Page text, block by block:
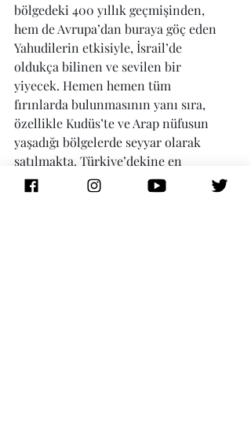
bölgedeki 400 yıllık geçmişinden,
hem de Avrupa’dan buraya göç eden
Yahudilerin etkisiyle, İsrail’de
oldukça bilinen ve sevilen bir
yiyecek. Hemen hemen tüm
fırınlarda bulunmasının yanı sıra,
özellikle Kudüs’te ve Arap nüfusun
yaşadığı bölgelerde seyyar olarak
satılmakta. Türkiye’dekine en
benzer simit, İsrail’de Kudüs Simit’i
(İbrance בייגלה ירושלמי, okunuşu: